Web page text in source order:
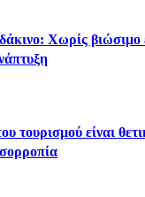
Χωρίς βιώσιμο
τουρισμού είναι